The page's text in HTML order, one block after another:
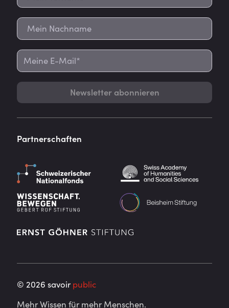
Newsletter abonnieren
Partnerschaften
©2026 savoirpublic
Mehr Wissen für mehr Menschen.